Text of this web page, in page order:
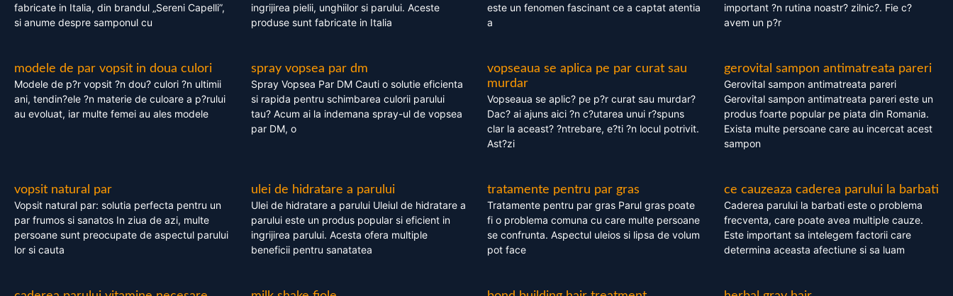
fabricate in Italia, din brandul „Sereni Capelli”,
si anume despre samponul cu
ingrijirea pielii, unghiilor si parului. Aceste
produse sunt fabricate in Italia
este un fenomen fascinant ce a captat atentia
a
important ?n rutina noastr? zilnic?. Fie c?
avem un p?r
modele de par vopsit in doua culori
Modele de p?r vopsit ?n dou? culori ?n ultimii
ani, tendin?ele ?n materie de culoare a p?rului
au evoluat, iar multe femei au ales modele
spray vopsea par dm
Spray Vopsea Par DM Cauti o solutie eficienta
si rapida pentru schimbarea culorii parului
tau? Acum ai la indemana spray-ul de vopsea
par DM, o
vopseaua se aplica pe par curat sau
murdar
Vopseaua se aplic? pe p?r curat sau murdar?
Dac? ai ajuns aici ?n c?utarea unui r?spuns
clar la aceast? ?ntrebare, e?ti ?n locul potrivit.
Ast?zi
gerovital sampon antimatreata pareri
Gerovital sampon antimatreata pareri
Gerovital sampon antimatreata pareri este un
produs foarte popular pe piata din Romania.
Exista multe persoane care au incercat acest
sampon
vopsit natural par
Vopsit natural par: solutia perfecta pentru un
par frumos si sanatos In ziua de azi, multe
persoane sunt preocupate de aspectul parului
lor si cauta
ulei de hidratare a parului
Ulei de hidratare a parului Uleiul de hidratare a
parului este un produs popular si eficient in
ingrijirea parului. Acesta ofera multiple
beneficii pentru sanatatea
tratamente pentru par gras
Tratamente pentru par gras Parul gras poate
fi o problema comuna cu care multe persoane
se confrunta. Aspectul uleios si lipsa de volum
pot face
ce cauzeaza caderea parului la barbati
Caderea parului la barbati este o problema
frecventa, care poate avea multiple cauze.
Este important sa intelegem factorii care
determina aceasta afectiune si sa luam